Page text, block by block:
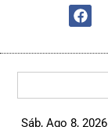
Sáb, Ago 8, 2026